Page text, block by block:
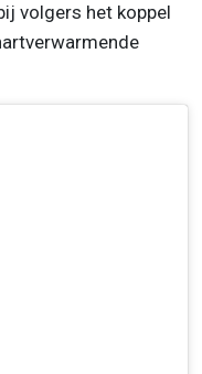
volgers het koppel